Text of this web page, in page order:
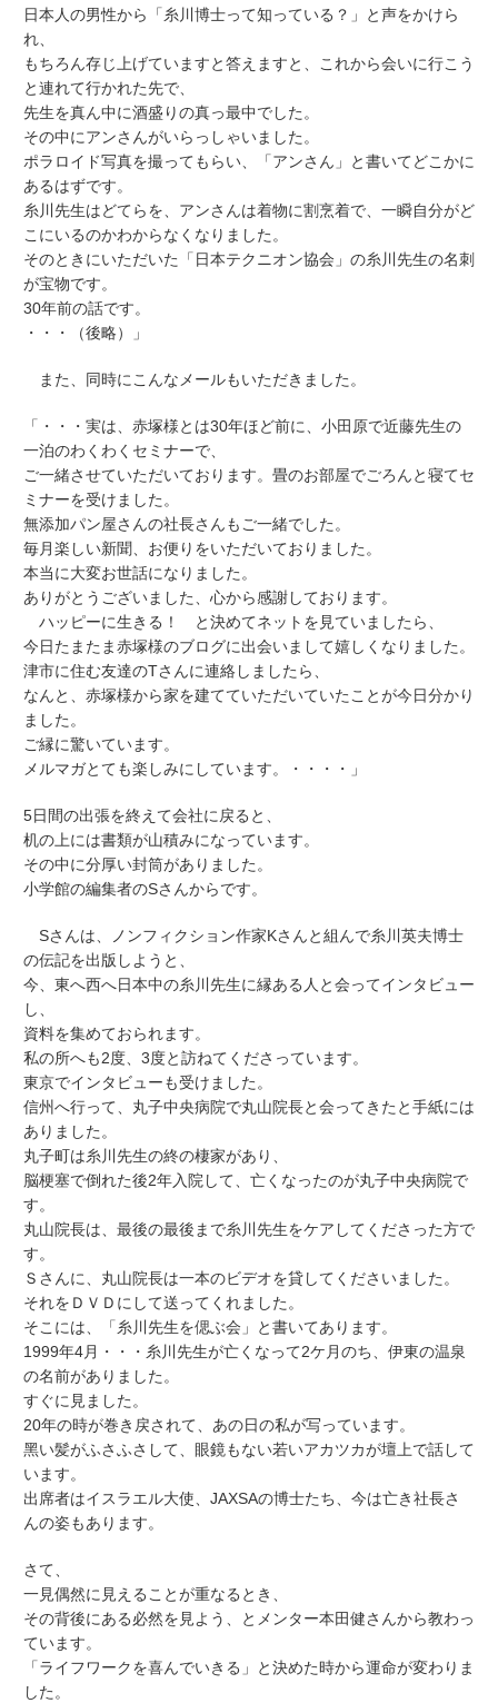
日本人の男性から「糸川博士って知っている？」と声をかけら
れ、
もちろん存じ上げていますと答えますと、これから会いに行こう
と連れて行かれた先で、
先生を真ん中に酒盛りの真っ最中でした。
その中にアンさんがいらっしゃいました。
ポラロイド写真を撮ってもらい、「アンさん」と書いてどこかに
あるはずです。
糸川先生はどてらを、アンさんは着物に割烹着で、一瞬自分がど
こにいるのかわからなくなりました。
そのときにいただいた「日本テクニオン協会」の糸川先生の名刺
が宝物です。
30年前の話です。
・・・（後略）」
また、同時にこんなメールもいただきました。
「・・・実は、赤塚様とは30年ほど前に、小田原で近藤先生の
一泊のわくわくセミナーで、
ご一緒させていただいております。畳のお部屋でごろんと寝てセ
ミナーを受けました。
無添加パン屋さんの社長さんもご一緒でした。
毎月楽しい新聞、お便りをいただいておりました。
本当に大変お世話になりました。
ありがとうございました、心から感謝しております。
ハッピーに生きる！ と決めてネットを見ていましたら、
今日たまたま赤塚様のブログに出会いまして嬉しくなりました。
津市に住む友達のTさんに連絡しましたら、
なんと、赤塚様から家を建てていただいていたことが今日分かり
ました。
ご縁に驚いています。
メルマガとても楽しみにしています。・・・・」
5日間の出張を終えて会社に戻ると、
机の上には書類が山積みになっています。
その中に分厚い封筒がありました。
小学館の編集者のSさんからです。
Sさんは、ノンフィクション作家Kさんと組んで糸川英夫博士
の伝記を出版しようと、
今、東へ西へ日本中の糸川先生に縁ある人と会ってインタビュー
し、
資料を集めておられます。
私の所へも2度、3度と訪ねてくださっています。
東京でインタビューも受けました。
信州へ行って、丸子中央病院で丸山院長と会ってきたと手紙には
ありました。
丸子町は糸川先生の終の棲家があり、
脳梗塞で倒れた後2年入院して、亡くなったのが丸子中央病院で
す。
丸山院長は、最後の最後まで糸川先生をケアしてくださった方で
す。
Ｓさんに、丸山院長は一本のビデオを貸してくださいました。
それをＤＶＤにして送ってくれました。
そこには、「糸川先生を偲ぶ会」と書いてあります。
1999年4月・・・糸川先生が亡くなって2ケ月のち、伊東の温泉
の名前がありました。
すぐに見ました。
20年の時が巻き戻されて、あの日の私が写っています。
黑い髪がふさふさして、眼鏡もない若いアカツカが壇上で話して
います。
出席者はイスラエル大使、JAXSAの博士たち、今は亡き社長さ
んの姿もあります。
さて、
一見偶然に見えることが重なるとき、
その背後にある必然を見よう、とメンター本田健さんから教わっ
ています。
「ライフワークを喜んでいきる」と決めた時から運命が変わりま
した。